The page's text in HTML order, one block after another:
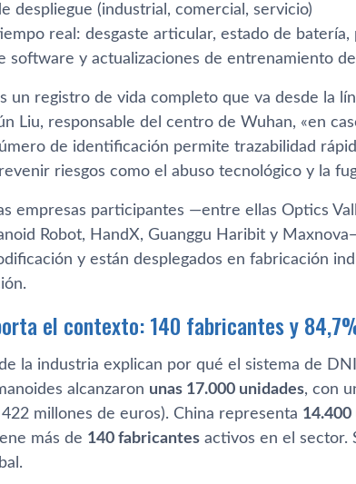
despliegue (industrial, comercial, servicio)
real: desgaste articular, estado de
software y actualizaciones de entrenamiento
un registro de vida completo que va desde la
Liu, responsable del centro de Wuhan, «en
de identificación permite trazabilidad
riesgos como el abuso tecnológico y la
empresas participantes —entre ellas Optics
Robot, HandX, Guanggu Haribit y
y están desplegados en fabricación
el contexto: 140 fabricantes y
la industria explican por qué el sistema de
alcanzaron unas 17.000 unidades, con
millones de euros). China representa 14.400
más de 140 fabricantes activos en el sector.